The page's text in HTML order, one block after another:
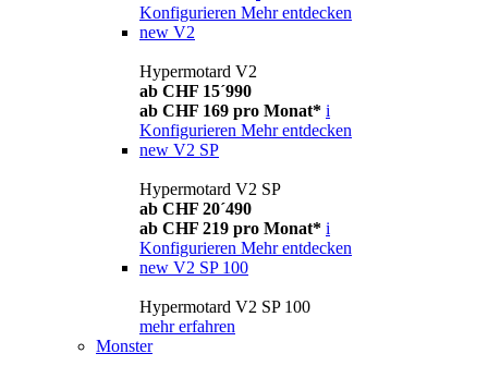
Konfigurieren Mehr entdecken
new V2
Hypermotard V2
ab CHF 15´990
ab CHF 169 pro Monat* i
Konfigurieren Mehr entdecken
new V2 SP
Hypermotard V2 SP
ab CHF 20´490
ab CHF 219 pro Monat* i
Konfigurieren Mehr entdecken
new V2 SP 100
Hypermotard V2 SP 100
mehr erfahren
Monster